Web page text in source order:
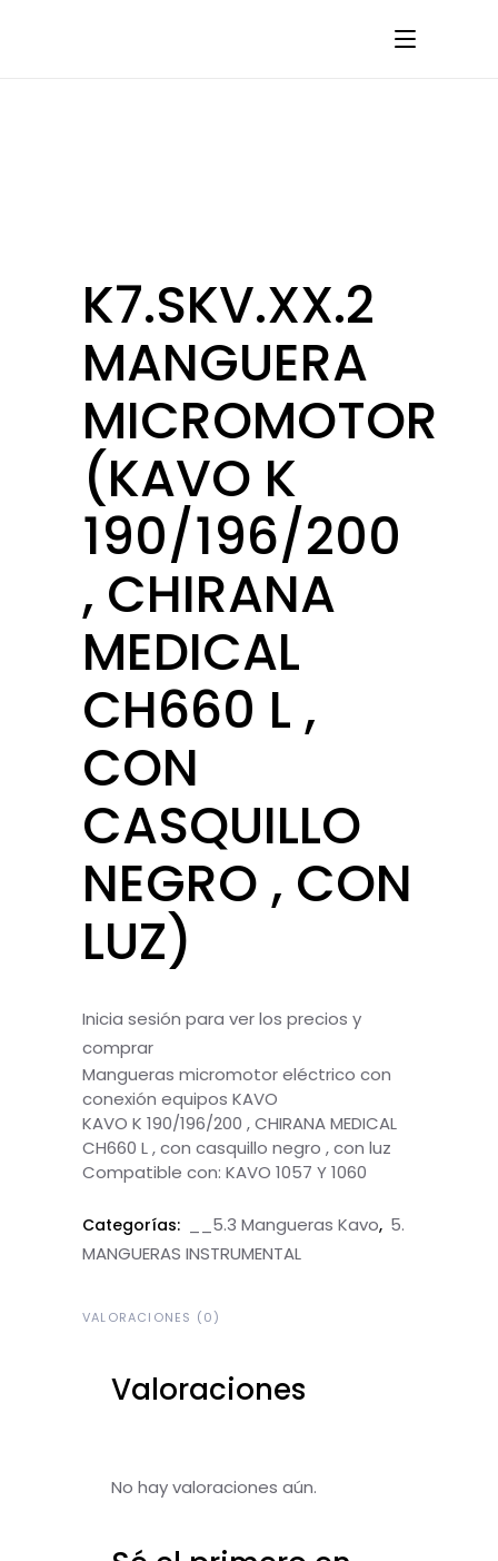
K7.SKV.XX.2
MANGUERA
MICROMOTOR
(KAVO K
190/196/200
, CHIRANA
MEDICAL
CH660 L ,
CON
CASQUILLO
NEGRO , CON
LUZ)
Inicia sesión para ver los precios y
comprar
Mangueras micromotor eléctrico con
conexión equipos KAVO
KAVO K 190/196/200 , CHIRANA MEDICAL
CH660 L , con casquillo negro , con luz
Compatible con: KAVO 1057 Y 1060
Categorías: __5.3 Mangueras Kavo, 5.
MANGUERAS INSTRUMENTAL
VALORACIONES (0)
Valoraciones
No hay valoraciones aún.